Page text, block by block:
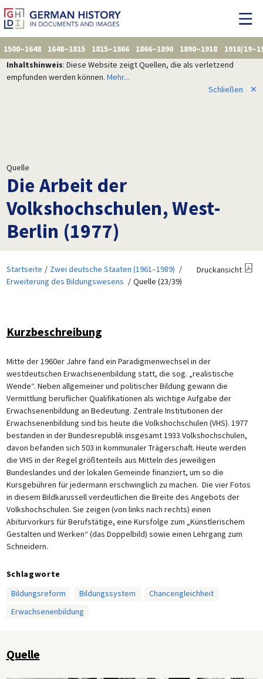
1500–1648 1648–1815 1815–1866 1866–1890 1890–1918
1918/
Inhaltshinweis: Diese Website zeigt Quellen, die als verletzend
empfunden werden können. Mehr...
Schließen
✕
Quelle
Die Arbeit der
Volkshochschulen, West-
Berlin (1977)
Startseite
Zwei deutsche Staaten (1961–1989)
Erweiterung des Bildungswesens
Quelle (23/39)
Druckansicht
Kurzbeschreibung
Mitte der 1960er Jahre fand ein Paradigmenwechsel in der
westdeutschen Erwachsenenbildung statt, die sog. „realistische
Wende“. Neben allgemeiner und politischer Bildung gewann die
Vermittlung beruflicher Qualifikationen als wichtige Aufgabe der
Erwachsenenbildung an Bedeutung. Zentrale Institutionen der
Erwachsenenbildung sind bis heute die Volkshochschulen (VHS). 1977
bestanden in der Bundesrepublik insgesamt 1933 Volkshochschulen,
davon befanden sich 503 in kommunaler Trägerschaft. Heute werden
die VHS in der Regel größtenteils aus Mitteln des jeweiligen
Bundeslandes und der lokalen Gemeinde finanziert, um so die
Kursgebühren für jedermann erschwinglich zu machen. Die vier Fotos
in diesem Bildkarussell verdeutlichen die Breite des Angebots der
Volkshochschulen. Sie zeigen (von links nach rechts) einen
Abiturvorkurs für Berufstätige, eine Kursfolge zum „Künstlerischem
Gestalten und Werken“ (das Doppelbild) sowie einen Lehrgang zum
Schneidern.
Schlagworte
Bildungsreform
Bildungssystem
Chancengleichheit
Erwachsenenbildung
Quelle